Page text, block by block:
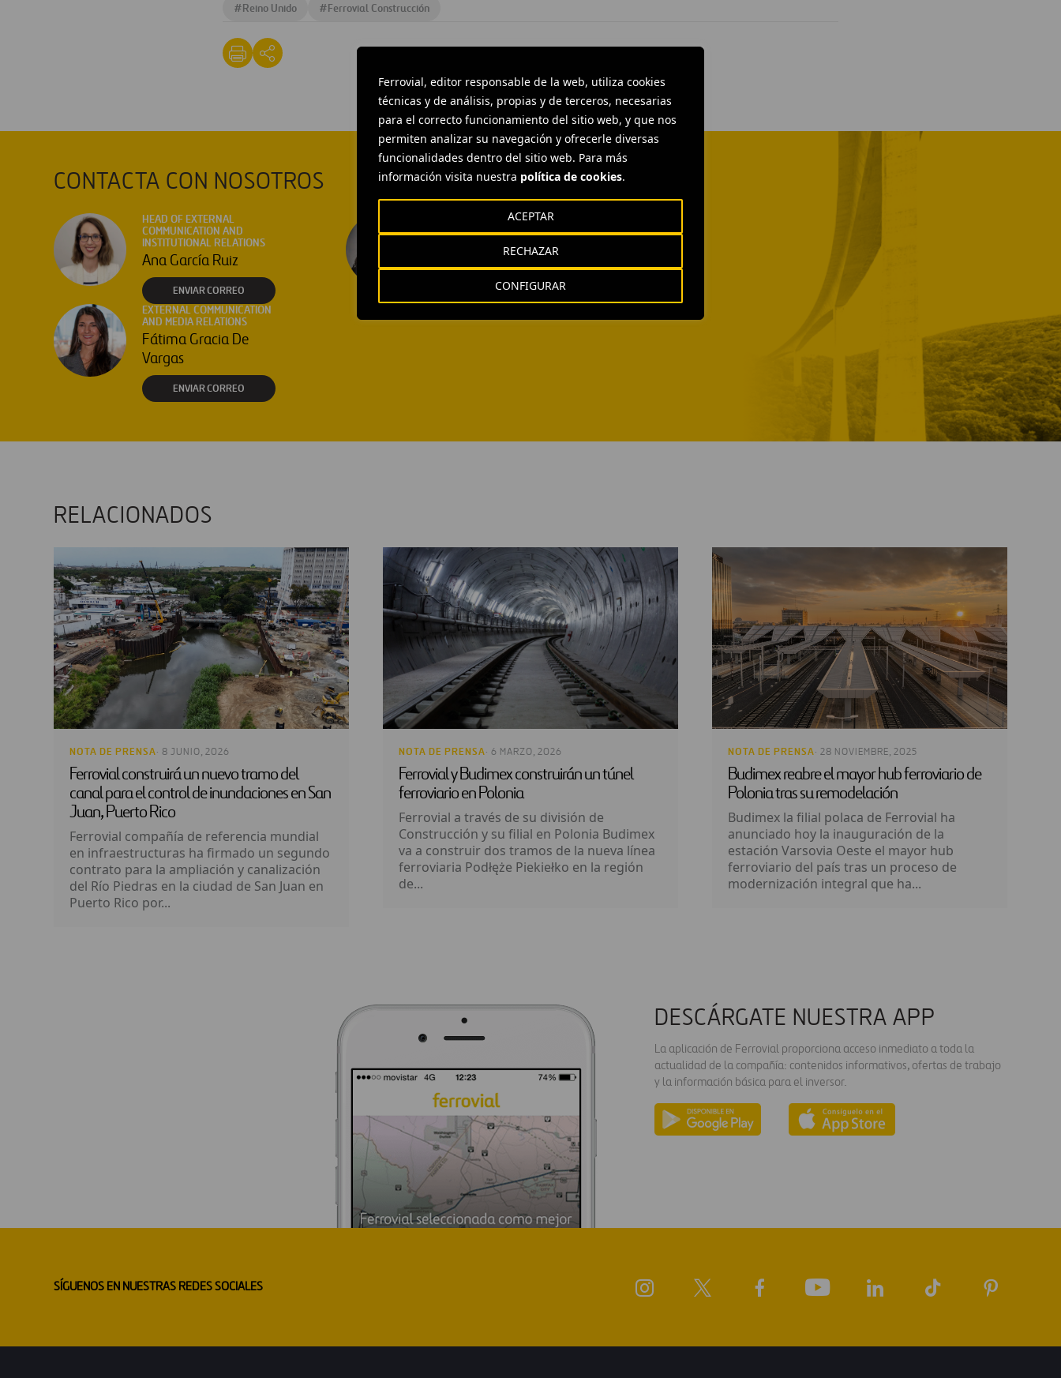
Ferrovial, editor responsable de la web, utiliza cookies
técnicas y de análisis, propias y de terceros, necesarias
para el correcto funcionamiento del sitio web, y que nos
permiten analizar su navegación y ofrecerle diversas
funcionalidades dentro del sitio web. Para más
información visita nuestra política de cookies.
CONFIGURAR
RECHAZAR
ACEPTAR
#Reino Unido #Ferrovial Construcción
CONTACTA CON NOSOTROS
HEAD OF EXTERNAL
COMMUNICATION AND
INSTITUTIONAL RELATIONS
Ana García Ruiz
ENVIAR CORREO
EXTERNAL COMMUNICATION
AND MEDIA RELATIONS
Isabel Muñoz Torres
EXTERNAL COMMUNICATION
AND MEDIA RELATIONS
Fátima Gracia De
Vargas
ENVIAR CORREO
RELACIONADOS
NOTA DE PRENSA· 8 JUNIO, 2026
Ferrovial construirá un nuevo tramo del
canal para el control de inundaciones en San
Juan, Puerto Rico
Ferrovial compañía de referencia mundial
en infraestructuras ha firmado un segundo
contrato para la ampliación y canalización
del Río Piedras en la ciudad de San Juan en
Puerto Rico por...
NOTA DE PRENSA· 6 MARZO, 2026
Ferrovial y Budimex construirán un túnel
ferroviario en Polonia
Ferrovial a través de su división de
Construcción y su filial en Polonia Budimex
va a construir dos tramos de la nueva línea
ferroviaria Podłęże Piekiełko en la región
de...
NOTA DE PRENSA· 28 NOVIEMBRE, 2025
Budimex reabre el mayor hub ferroviario de
Polonia tras su remodelación
Budimex la filial polaca de Ferrovial ha
anunciado hoy la inauguración de la
estación Varsovia Oeste el mayor hub
ferroviario del país tras un proceso de
modernización integral que ha...
DESCÁRGATE NUESTRA APP
La aplicación de Ferrovial proporciona acceso inmediato a toda la
actualidad de la compañía: contenidos informativos, ofertas de trabajo
y la información básica para el inversor.
SÍGUENOS EN NUESTRAS REDES SOCIALES